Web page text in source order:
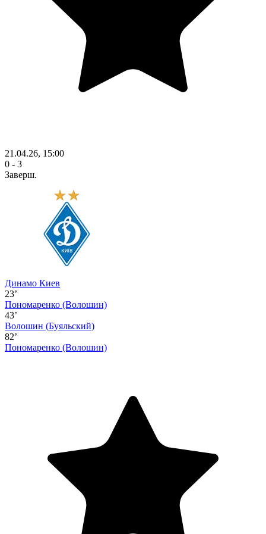
21.04.26, 15:00
0 - 3
Заверш.
Динамо Киев
23’
Пономаренко (Волошин)
43’
Волошин (Буяльский)
82’
Пономаренко (Волошин)